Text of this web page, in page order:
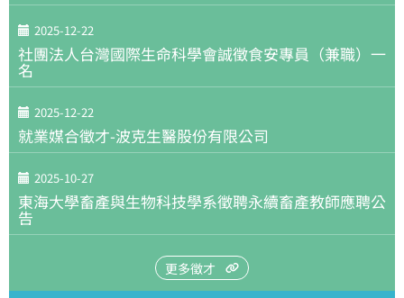
2025-12-22
社團法人台灣國際生命科學會誠徵食安專員（兼職）一
名
2025-12-22
就業媒合徵才-波克生醫股份有限公司
2025-10-27
東海大學畜產與生物科技學系徵聘永續畜產教師應聘公
告
更多徵才